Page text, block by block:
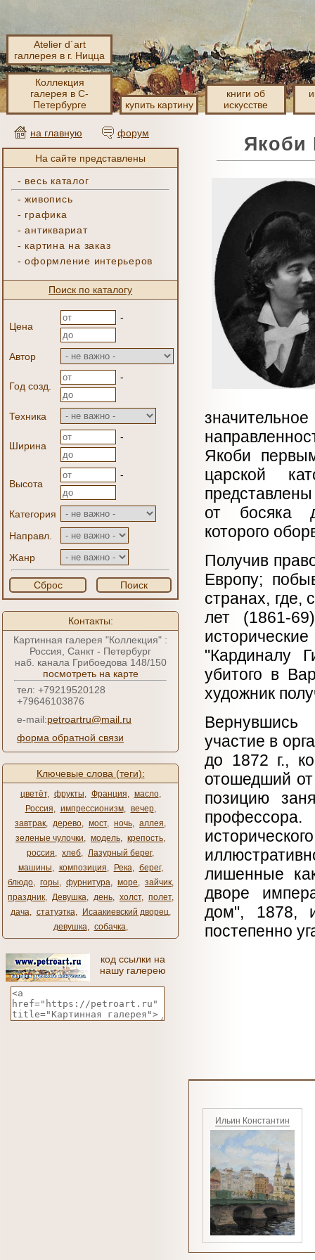
Atelier d´art
галлерея в г. Ницца
Коллекция
галерея в С-
Петербурге
купить картину
книги об
искусстве
на главную форум
На сайте представлены
- весь каталог
-живопись
- графика
-антиквариат
- картина на заказ
-оформление интерьеров
Поиск по каталогу
Цена
-
Автор
Год созд.
-
Техника
Ширина
-
Высота
-
Категория
Направл.
Жанр
Сброс Поиск
Контакты:
Картинная галерея "Коллекция" :
Россия, Санкт - Петербург
наб. канала Грибоедова 148/150
посмотреть на карте
тел: +79219520128
+79646103876
e-mail:petroartru@mail.ru
форма обратной связи
Ключевые слова (теги):
цветёт, фрукты, Франция, масло,
Россия, импрессионизм, вечер,
завтрак, дерево, мост, ночь, аллея,
зеленые чулочки, модель, крепость,
россия, хлеб, Лазурный берег,
машины, композиция, Река, берег,
блюдо, горы, фурнитура, море, зайчик,
праздник, Девушка, день, холст, полет,
дача, статуэтка, Исаакиевский дворец,
девушка, собачка,
код ссылки на
нашу галерею
Якоби
Якоби
царской
от босяка
которого
Получив
Европу;
странах, где,
лет (1861-
"Кардиналу
убитого в
художник
участие в
до 1872 г.,
отошедший
позицию
лишенные
дворе
дом", 1878,
постепенно
Ильин Константин